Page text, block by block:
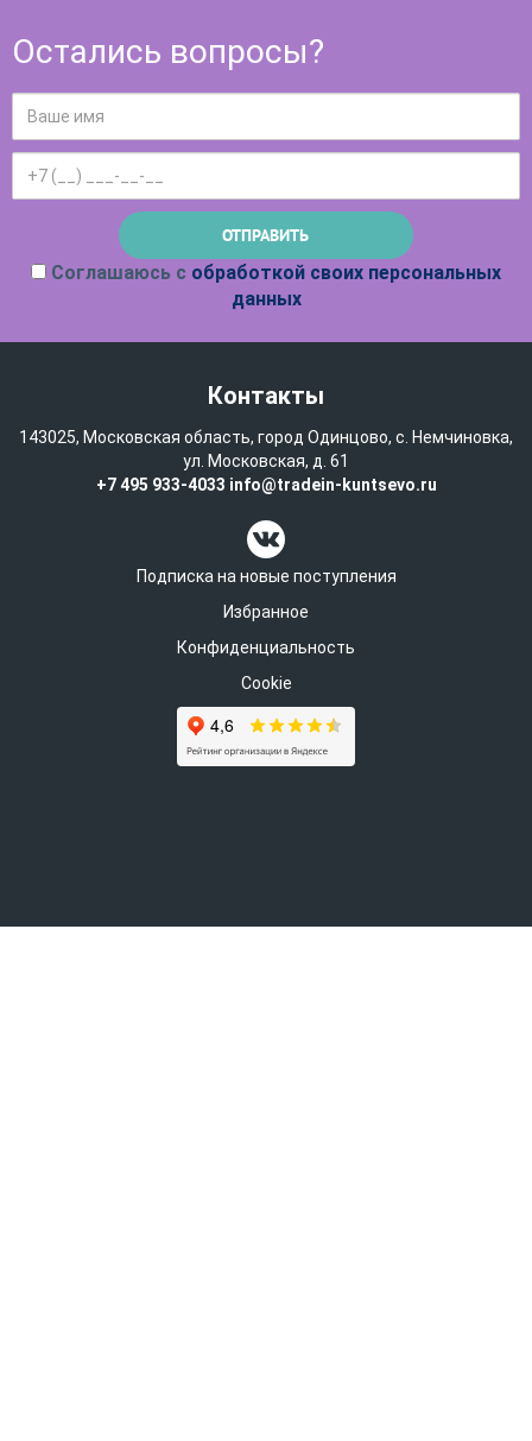
Остались вопросы?
Соглашаюсь с обработкой своих персональных
данных
Контакты
143025, Московская область, город Одинцово, с. Немчиновка,
ул. Московская, д. 61
+7 495 933-4033 info@tradein-kuntsevo.ru
Подписка на новые поступления
Избранное
Конфиденциальность
Cookie